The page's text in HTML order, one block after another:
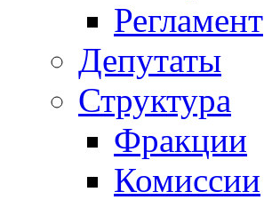
Регламент
Депутаты
Структура
Фракции
Комиссии